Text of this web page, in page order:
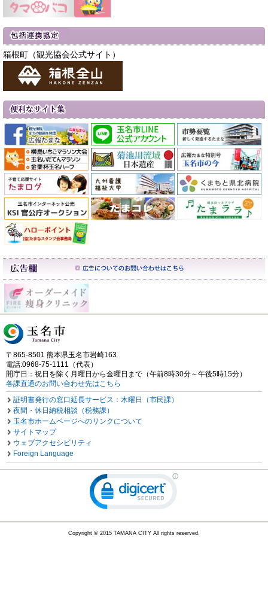
箱根町（観光協会公式サイト）
〒865-8501 熊本県玉名市岩崎163
電話:0968-75-1111（代表）
開庁日：祝日を除く月曜日から金曜日まで（午前8時30分～午後5時15分）
各課直通のお問い合わせ先はこちら
証明書発行の窓口延長サービス：木曜日（市民課）
夜間・休日納税相談（税務課）
玉名市ホームページへのリンクについて
サイトマップ
ウェブアクセシビリティ
Foreign Language
Copyright © 2015 TAMANA CITY All rights reserved.